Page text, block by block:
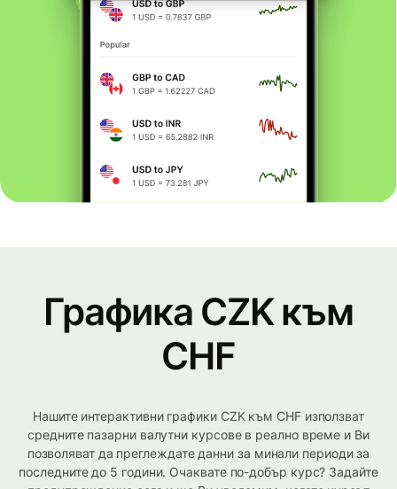
Графика CZK към
CHF
Нашите интерактивни графики CZK към CHF използват
средните пазарни валутни курсове в реално време и Ви
позволяват да преглеждате данни за минали периоди за
последните до 5 години. Очаквате по-добър курс? Задайте